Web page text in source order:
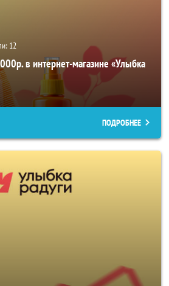
12
в интернет-магазине «Улыбка
ПОДРОБНЕЕ